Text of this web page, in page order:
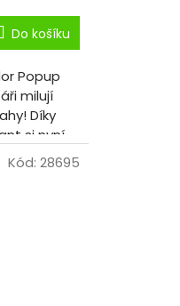
Do košíku
Popup
milují
Díky
si nyní
Kód: 28695